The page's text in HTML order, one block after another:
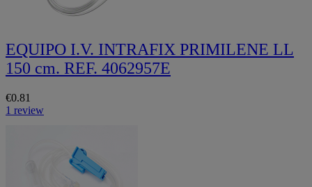
EQUIPO I.V. INTRAFIX PRIMILENE LL
150 cm. REF. 4062957E
€0.81
1 review